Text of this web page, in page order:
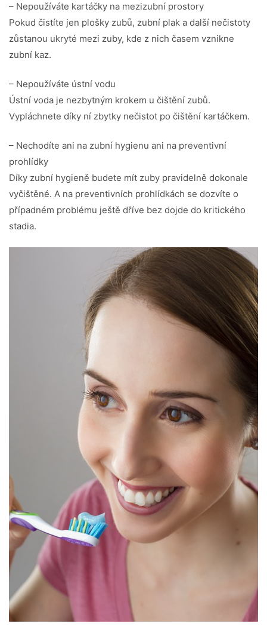
– Nepoužíváte kartáčky na mezizubní prostory
Pokud čistíte jen plošky zubů, zubní plak a další nečistoty
zůstanou ukryté mezi zuby, kde z nich časem vznikne
zubní kaz.
– Nepoužíváte ústní vodu
Ústní voda je nezbytným krokem u čištění zubů.
Vypláchnete díky ní zbytky nečistot po čištění kartáčkem.
– Nechodíte ani na zubní hygienu ani na preventivní
prohlídky
Díky zubní hygieně budete mít zuby pravidelně dokonale
vyčištěné. A na preventivních prohlídkách se dozvíte o
případném problému ještě dříve bez dojde do kritického
stadia.